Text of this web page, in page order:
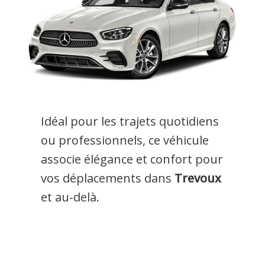
Idéal pour les trajets quotidiens
ou professionnels, ce véhicule
associe élégance et confort pour
vos déplacements dans Trevoux
et au-delà.